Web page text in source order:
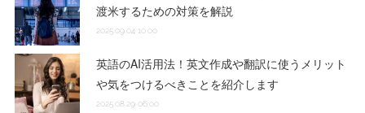
渡米するための対策を解説
2025.09.04 10:00
英語のAI活用法！英文作成や翻訳に使うメリット
や気をつけるべきことを紹介します
2025.08.29 06:00